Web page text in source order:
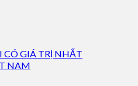
CÓ GIÁ TRỊ NHẤT
NAM